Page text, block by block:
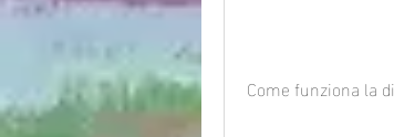
Come funziona la